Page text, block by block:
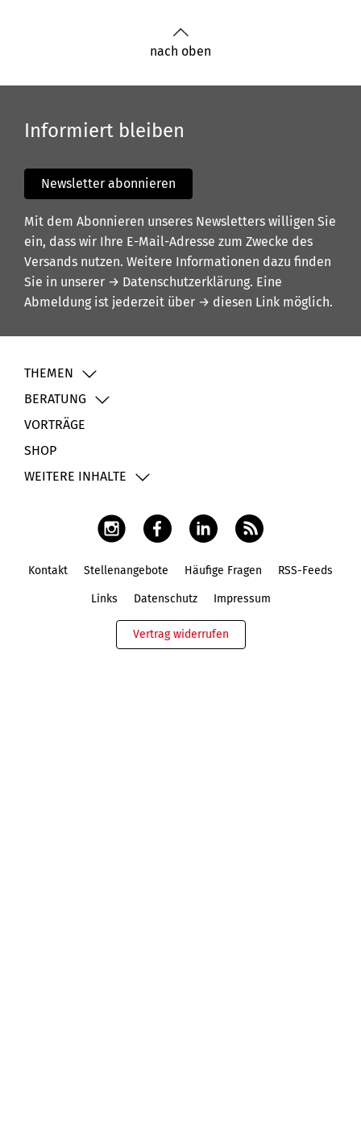
nach oben
Informiert bleiben
Newsletter abonnieren
Mit dem Abonnieren unseres Newsletters willigen Sie
ein, dass wir Ihre E-Mail-Adresse zum Zwecke des
Versands nutzen. Weitere Informationen dazu finden
Sie in unserer → Datenschutzerklärung. Eine
Abmeldung ist jederzeit über → diesen Link möglich.
THEMEN
BERATUNG
VORTRÄGE
SHOP
WEITERE INHALTE
Kontakt Stellenangebote Häufige Fragen RSS-Feeds
Links Datenschutz Impressum
Vertrag widerrufen